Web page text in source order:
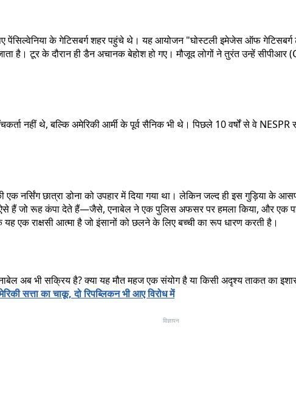
के गेटिसबर्ग शहर पहुंचे थे। यह आयोजन "घोस्टली इमेजेस ऑफ गेटिसबर्ग
है। टूर के दौरान ही डैन अचानक बेहोश हो गए। मौजूद लोगों ने तुरंत उन्हें
नहीं थे, बल्कि अमेरिकी आर्मी के पूर्व सैनिक भी थे। पिछले 10 वर्षों से वे
नर्सिंग छात्रा डोना को उपहार में दिया गया था। लेकिन जल्द ही इस गुड़िया के
हैं जो रूह कंपा देते हैं—जैसे, एनाबेल ने एक पुलिस अफसर पर हमला किया, और एक
एक राक्षसी आत्मा है जो इंसानों को छलने के लिए बच्ची का रूप धारण करती है।
अब भी सक्रिय है? क्या यह मौत महज एक संयोग है या किसी अदृश्य ताकत का
सत्ता का चाकू, दो रिपब्लिकन भी आए विरोध में
विज्ञापन